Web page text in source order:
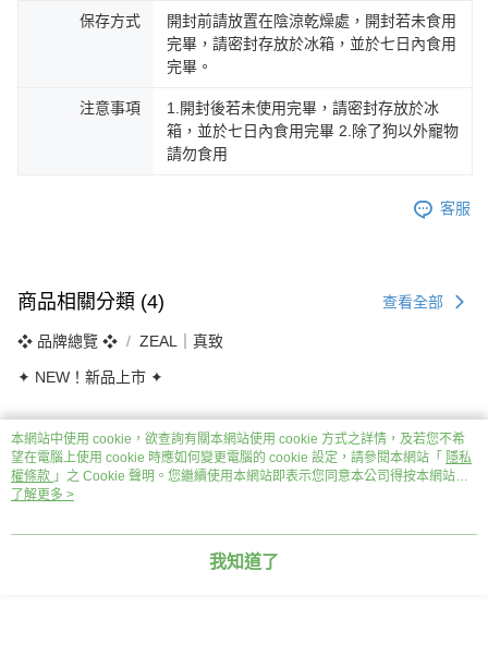
保存方式
開封前請放置在陰涼乾燥處，開封若未食用
完畢，請密封存放於冰箱，並於七日內食用
完畢。
注意事項
1.開封後若未使用完畢，請密封存放於冰
箱，並於七日內食用完畢 2.除了狗以外寵物
請勿食用
客服
商品相關分類 (4) 查看全部
❖ 品牌總覽 ❖ ZEAL｜真致
✦ NEW！新品上市 ✦
評價
喜歡這個商品嗎？購買後給他一個好評吧
本網站中使用 cookie，欲查詢有關本網站使用 cookie 方式之詳情，及若您不希
望在電腦上使用 cookie 時應如何變更電腦的 cookie 設定，請參閱本網站「 隱私
權條款 」之 Cookie 聲明。您繼續使用本網站即表示您同意本公司得按本網站使
用條款之 Cookie 聲明使用 cookie。
了解更多 >
我知道了